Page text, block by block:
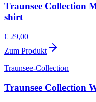
Traunsee Collection
shirt
€ 29,00
Zum Produkt
Traunsee-Collection
Traunsee Collection